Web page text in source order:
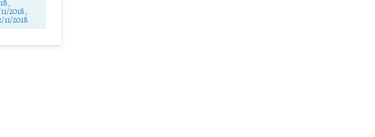
2018,
11/2018